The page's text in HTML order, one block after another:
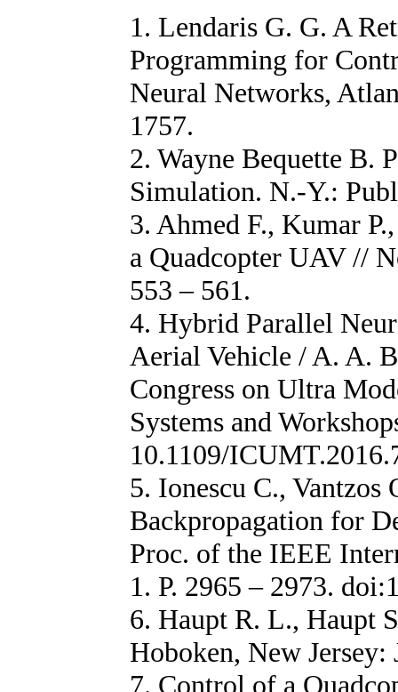
1. Lendaris G. G. A
Programming for
Neural Networks,
1757.
2. Wayne Bequette B.
Simulation. N.-Y.:
3. Ahmed F., Kumar
a Quadcopter UAV //
553 – 561.
4. Hybrid Parallel
Aerial Vehicle / A. A.
Congress on Ultra
Systems and
10.1109/
5. Ionescu C.,
Backpropagation for
Proc. of the IEEE
1. P. 2965 – 2973.
6. Haupt R. L., Haupt
Hoboken, New
7. Control of a